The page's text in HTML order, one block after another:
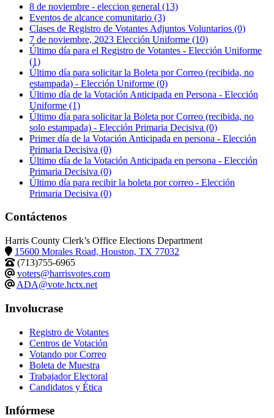
8 de noviembre - eleccion general (13)
Eventos de alcance comunitario (3)
Clases de Registro de Votantes Adjuntos Voluntarios (0)
7 de noviembre, 2023 Elección Uniforme (10)
Último día para el Registro de Votantes - Elección Uniforme
(1)
Último día para solicitar la Boleta por Correo (recibida, no
estampada) - Elección Uniforme (0)
Último día de la Votación Anticipada en Persona - Elección
Uniforme (1)
Último día para solicitar la Boleta por Correo (recibida, no
solo estampada) - Elección Primaria Decisiva (0)
Primer día de la Votación Anticipada en persona - Elección
Primaria Decisiva (0)
Último día de la Votación Anticipada en persona - Elección
Primaria Decisiva (0)
Último día para recibir la boleta por correo - Elección
Primaria Decisiva (0)
Contáctenos
Harris County Clerk’s Office Elections Department
15600 Morales Road, Houston, TX 77032
(713)755-6965
voters@harrisvotes.com
ADA@vote.hctx.net
Involucrase
Registro de Votantes
Centros de Votación
Votando por Correo
Boleta de Muestra
Trabajador Electoral
Candidatos y Ética
Infórmese